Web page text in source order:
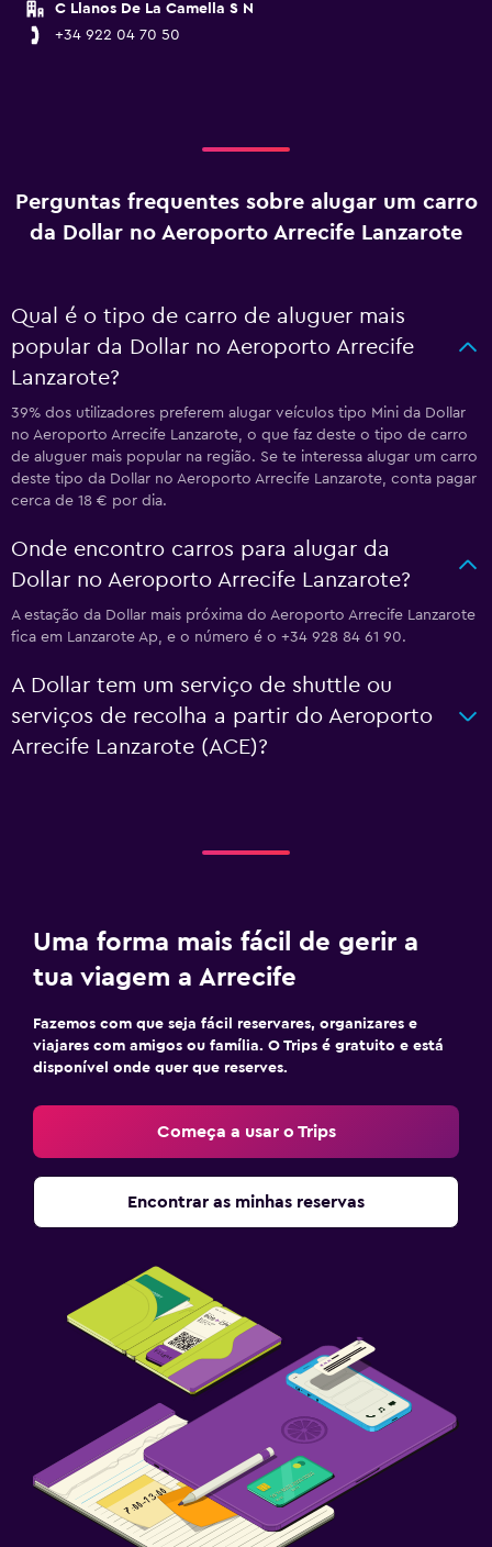
C Llanos De La Camella S N
+34 922 04 70 50
Perguntas frequentes sobre alugar um carro
da Dollar no Aeroporto Arrecife Lanzarote
Qual é o tipo de carro de aluguer mais
popular da Dollar no Aeroporto Arrecife
Lanzarote?
39% dos utilizadores preferem alugar veículos tipo Mini da Dollar
no Aeroporto Arrecife Lanzarote, o que faz deste o tipo de carro
de aluguer mais popular na região. Se te interessa alugar um carro
deste tipo da Dollar no Aeroporto Arrecife Lanzarote, conta pagar
cerca de 18 € por dia.
Onde encontro carros para alugar da
Dollar no Aeroporto Arrecife Lanzarote?
A estação da Dollar mais próxima do Aeroporto Arrecife Lanzarote
fica em Lanzarote Ap, e o número é o +34 928 84 61 90.
A Dollar tem um serviço de shuttle ou
serviços de recolha a partir do Aeroporto
Arrecife Lanzarote (ACE)?
Uma forma mais fácil de gerir a
tua viagem a Arrecife
Fazemos com que seja fácil reservares, organizares e
viajares com amigos ou família. O Trips é gratuito e está
disponível onde quer que reserves.
Começa a usar o Trips
Encontrar as minhas reservas